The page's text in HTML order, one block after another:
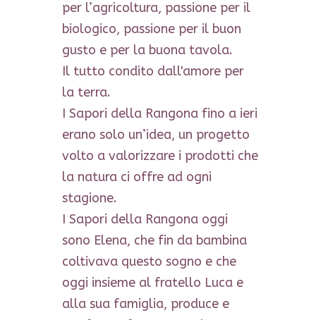
per l’agricoltura, passione per il
biologico, passione per il buon
gusto e per la buona tavola.
Il tutto condito dall'amore per
la terra.
I Sapori della Rangona fino a ieri
erano solo un’idea, un progetto
volto a valorizzare i prodotti che
la natura ci offre ad ogni
stagione.
I Sapori della Rangona oggi
sono Elena, che fin da bambina
coltivava questo sogno e che
oggi insieme al fratello Luca e
alla sua famiglia, produce e